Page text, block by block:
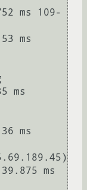
ms 109-
ms
ms
ms
ms